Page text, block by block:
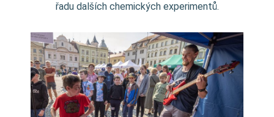
řadu dalších chemických experimentů.